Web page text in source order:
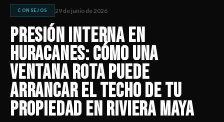
CONSEJOS 29 de junio de 2026
Presión interna en
huracanes: cómo una
ventana rota puede
arrancar el techo de tu
propiedad en Riviera Maya